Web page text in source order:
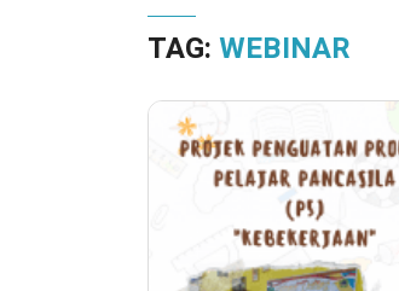
TAG: WEBINAR